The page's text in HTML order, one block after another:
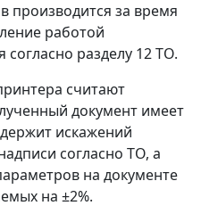
производится за время
работой
разделу 12 ТО.
считают
документ имеет
искажений
согласно ТО, а
на документе
на ±2%.